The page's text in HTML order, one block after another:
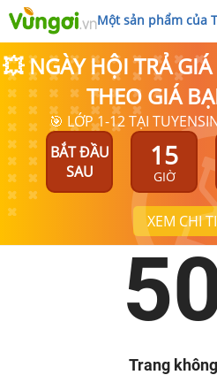
Một sản phẩm của
💥 NGÀY HỘI TRẢ
THEO GIÁ
🎯 LỚP 1-12 TẠI
BẮT ĐẦU
SAU
15
GIỜ
XEM CHI
Trang